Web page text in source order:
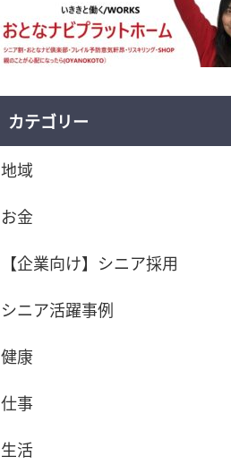
カテゴリー
地域
お金
【企業向け】シニア採用
シニア活躍事例
健康
仕事
生活